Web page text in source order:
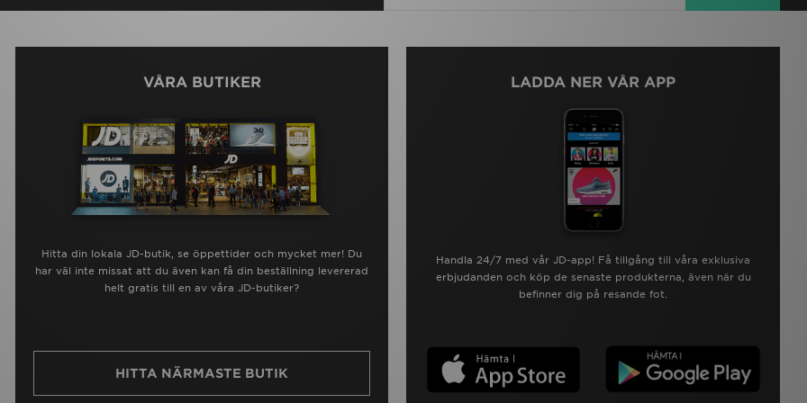
VÅRA BUTIKER
Hitta din lokala JD-butik, se öppettider och mycket mer! Du
har väl inte missat att du även kan få din beställning levererad
helt gratis till en av våra JD-butiker?
HITTA NÄRMASTE BUTIK
LADDA NER VÅR APP
Handla 24/7 med vår JD-app! Få tillgång till våra exklusiva
erbjudanden och köp de senaste produkterna, även när du
befinner dig på resande fot.